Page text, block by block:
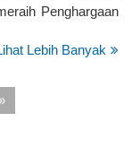
Penghargaan
Lebih Banyak
»